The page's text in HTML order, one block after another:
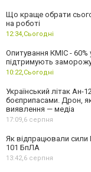
Що краще обрати
на роботі
12:34,Сьогодні
Опитування КМІС - 60%
підтримують
10:22,Сьогодні
Український літак Ан-
боєприпасами. Дрон,
виявлення — медіа
17:09,6 серпня
Як відпрацювали сили
101 БпЛА
13:42,6 серпня